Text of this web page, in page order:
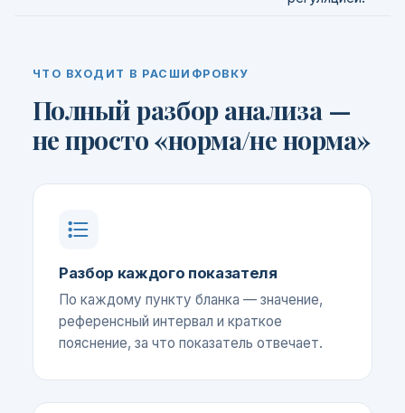
ЧТО ВХОДИТ В РАСШИФРОВКУ
Полный разбор анализа —
не просто «норма/не норма»
Разбор каждого показателя
По каждому пункту бланка — значение,
референсный интервал и краткое
пояснение, за что показатель отвечает.